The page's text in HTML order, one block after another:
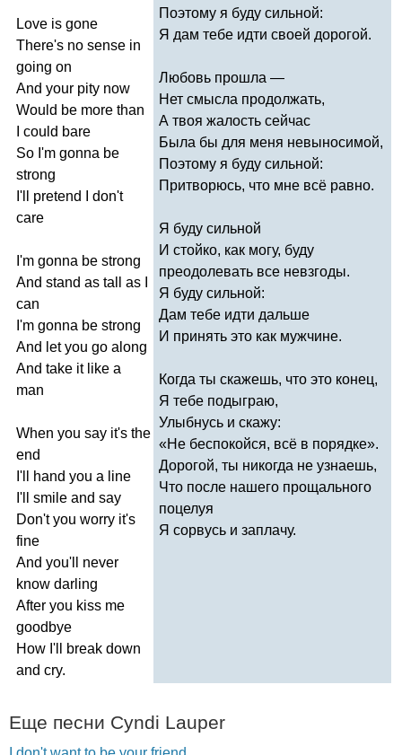
Love is gone
There's no sense in
going on
And your pity now
Would be more than
could bare
So I'm gonna be
strong
I'll
pretend
don't
care
I'm gonna be strong
And stand as tall as
can
I'm gonna be strong
And let you go along
And take it like a
man
When you say it's the
end
I'll
hand you a line
I'll
smile and say
Don't you worry it's
fine
And you'll
never
know darling
After you kiss me
goodbye
How I'll break down
and cry.
Поэтому я буду сильной:
Я дам тебе идти своей дорогой.
Любовь прошла —
Нет смысла продолжать,
А твоя жалость сейчас
Была бы для меня невыносимой,
Поэтому я буду сильной:
Притворюсь, что мне всё равно.
Я буду сильной
И стойко, как могу, буду
преодолевать все невзгоды.
Я буду сильной:
Дам тебе идти дальше
И принять это как мужчине.
Когда ты скажешь, что это конец,
Я тебе подыграю,
Улыбнусь и скажу:
«Не беспокойся, всё в порядке».
Дорогой, ты никогда не узнаешь,
Что после нашего прощального
поцелуя
Я сорвусь и заплачу.
Еще песни Cyndi Lauper